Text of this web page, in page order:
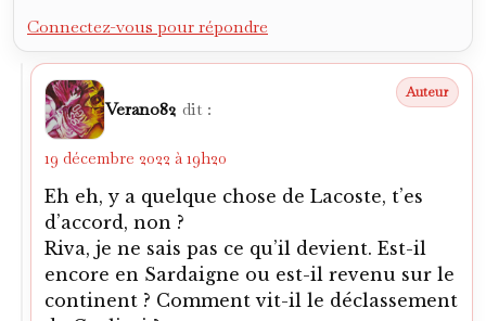
Bota67 dit :
21 décembre 2022 à 12h46
J’y reviendrai la semaine prochaine, mais
merci déjà pour ce bel article.
0 0
Connectez-vous pour répondre